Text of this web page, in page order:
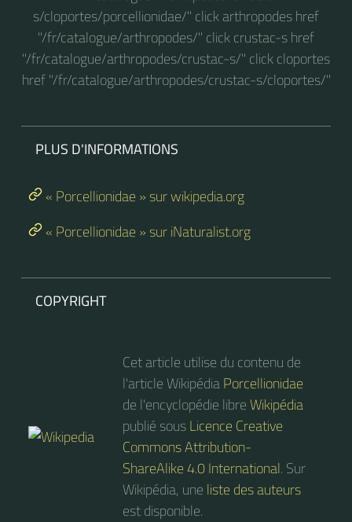
s/cloportes/porcellionidae/" click arthropodes href
"/fr/catalogue/arthropodes/" click crustac-s href
"/fr/catalogue/arthropodes/crustac-s/" click cloportes
href "/fr/catalogue/arthropodes/crustac-s/cloportes/"
PLUS D'INFORMATIONS
« Porcellionidae » sur wikipedia.org
« Porcellionidae » sur iNaturalist.org
COPYRIGHT
Cet article utilise du contenu de
l'article WikipédiaPorcellionidae
de l'encyclopédie libreWikipédia
publié sousLicence Creative
Commons Attribution-
ShareAlike 4.0 International. Sur
Wikipédia, une liste des auteurs
est disponible.